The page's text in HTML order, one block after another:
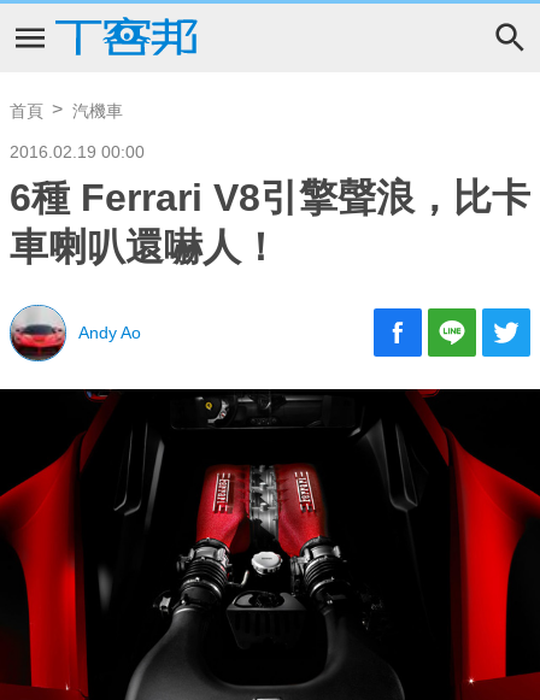
首頁 汽機車
2016.02.19 00:00
6種 Ferrari V8引擎聲浪，比卡
車喇叭還嚇人！
Andy Ao